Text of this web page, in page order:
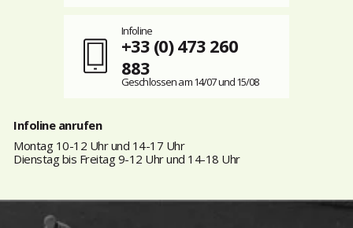
Infoline
+33 (0) 473 260
883
Geschlossen am 14/07 und 15/08
Infoline anrufen
Montag 10-12 Uhr und 14-17 Uhr
Dienstag bis Freitag 9-12 Uhr und 14-18 Uhr